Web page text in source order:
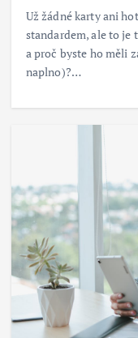
Už žádné karty ani
standardem, ale to je
a proč byste ho měli
naplno)?…